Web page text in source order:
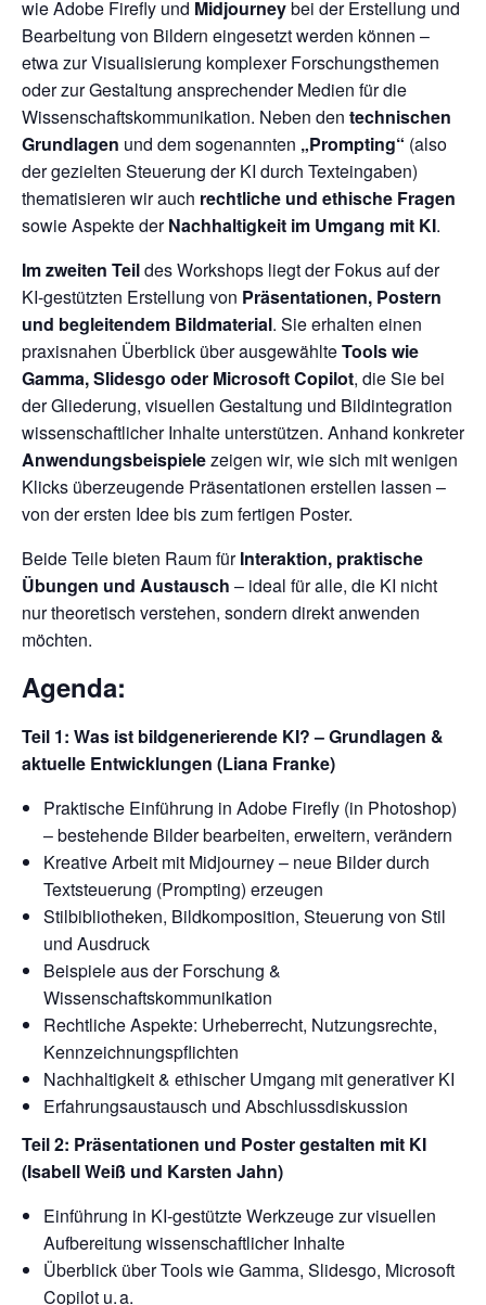
wie Adobe Firefly und Midjourneybei der Erstellung und
Bearbeitung von Bildern eingesetzt werden können –
etwa zur Visualisierung komplexer Forschungsthemen
oder zur Gestaltung ansprechender Medien für die
Wissenschaftskommunikation. Neben den technischen
Grundlagen und dem sogenannten „Prompting“ (also
der gezielten Steuerung der KI durch Texteingaben)
thematisieren wir auch rechtliche und ethische Fragen
sowie Aspekte derNachhaltigkeit im Umgang mit KI.
Im zweiten Teildes Workshops liegt der Fokus auf der
KI-gestützten Erstellung von Präsentationen, Postern
und begleitendem Bildmaterial. Sie erhalten einen
praxisnahen Überblick über ausgewählteTools wie
Gamma, Slidesgo oder Microsoft Copilot, die Sie bei
der Gliederung, visuellen Gestaltung und Bildintegration
wissenschaftlicher Inhalte unterstützen. Anhand konkreter
Anwendungsbeispielezeigen wir, wie sich mit wenigen
Klicks überzeugende Präsentationen erstellen lassen –
von der ersten Idee bis zum fertigen Poster.
Beide Teile bieten Raum fürInteraktion, praktische
Übungen und Austausch – ideal für alle, die KI nicht
nur theoretisch verstehen, sondern direkt anwenden
möchten.
Agenda:
Teil 1: Was ist bildgenerierende KI? – Grundlagen &
aktuelle Entwicklungen (Liana Franke)
Praktische Einführung in Adobe Firefly (in Photoshop)
– bestehende Bilder bearbeiten, erweitern, verändern
Kreative Arbeit mit Midjourney – neue Bilder durch
Textsteuerung (Prompting) erzeugen
Stilbibliotheken, Bildkomposition, Steuerung von Stil
und Ausdruck
Beispiele aus der Forschung &
Wissenschaftskommunikation
Rechtliche Aspekte: Urheberrecht, Nutzungsrechte,
Kennzeichnungspflichten
Nachhaltigkeit & ethischer Umgang mit generativer KI
Erfahrungsaustausch und Abschlussdiskussion
Teil 2: Präsentationen und Poster gestalten mit KI
(Isabell Weiß und Karsten Jahn)
Einführung in KI-gestützte Werkzeuge zur visuellen
Aufbereitung wissenschaftlicher Inhalte
Überblick über Tools wie Gamma, Slidesgo, Microsoft
Copilot u. a.